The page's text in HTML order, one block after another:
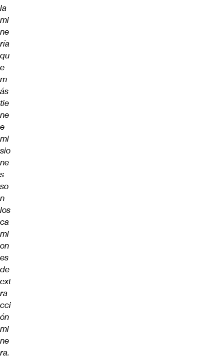
la
mi
ne
ría
qu
e
m
ás
tie
ne
e
mi
sio
ne
s
so
n
los
ca
mi
on
es
de
ext
ra
cci
ón
mi
ne
ra.